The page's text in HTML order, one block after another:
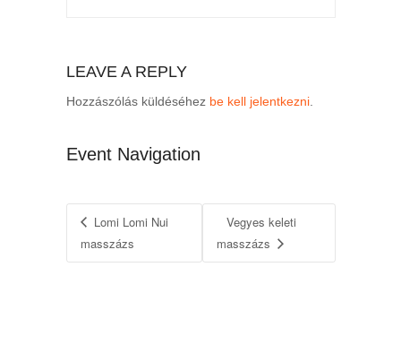
LEAVE A REPLY
Hozzászólás küldéséhez be kell jelentkezni.
Event Navigation
Lomi Lomi Nui
masszázs
Vegyes keleti
masszázs